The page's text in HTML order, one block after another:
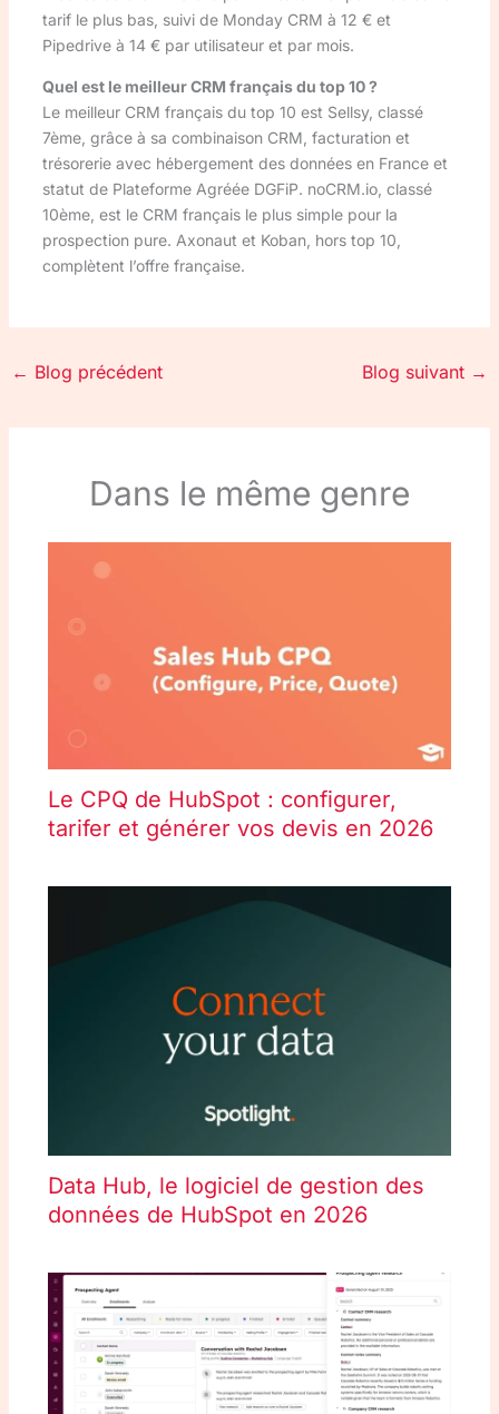
tarif le plus bas, suivi de Monday CRM à 12 € et
Pipedrive à 14 € par utilisateur et par mois.
Quel est le meilleur CRM français du top 10 ?
Le meilleur CRM français du top 10 est Sellsy, classé
7ème, grâce à sa combinaison CRM, facturation et
trésorerie avec hébergement des données en France et
statut de Plateforme Agréée DGFiP. noCRM.io, classé
10ème, est le CRM français le plus simple pour la
prospection pure. Axonaut et Koban, hors top 10,
complètent l’offre française.
← Blog précédent Blog suivant →
Dans le même genre
Le CPQ de HubSpot : configurer,
tarifer et générer vos devis en 2026
Data Hub, le logiciel de gestion des
données de HubSpot en 2026